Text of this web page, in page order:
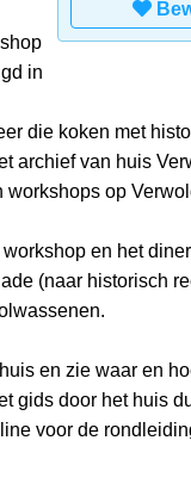
in
die koken met
archief van huis
workshops op
en het
(naar historisch
en zie waar en
gids door het huis
voor de